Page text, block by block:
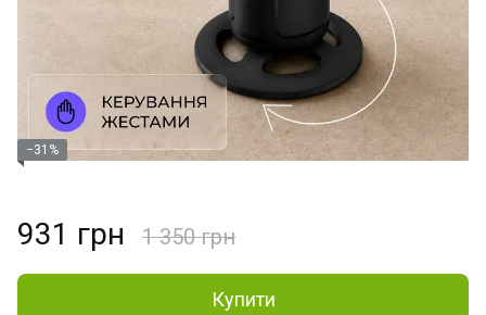
−31%
931 грн 1 350 грн
Купити